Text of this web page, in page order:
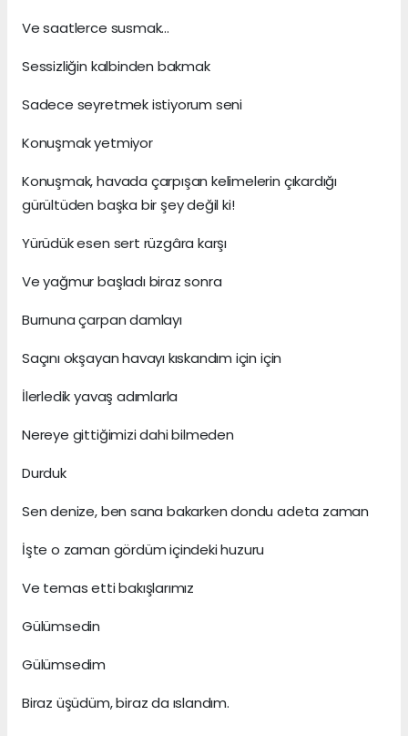
Ve saatlerce susmak...
Sessizliğin kalbinden bakmak
Sadece seyretmek istiyorum seni
Konuşmak yetmiyor
Konuşmak, havada çarpışan kelimelerin çıkardığı
gürültüden başka bir şey değil ki!
Yürüdük esen sert rüzgâra karşı
Ve yağmur başladı biraz sonra
Burnuna çarpan damlayı
Saçını okşayan havayı kıskandım için için
İlerledik yavaş adımlarla
Nereye gittiğimizi dahi bilmeden
Durduk
Sen denize, ben sana bakarken dondu adeta zaman
İşte o zaman gördüm içindeki huzuru
Ve temas etti bakışlarımız
Gülümsedin
Gülümsedim
Biraz üşüdüm, biraz da ıslandım.